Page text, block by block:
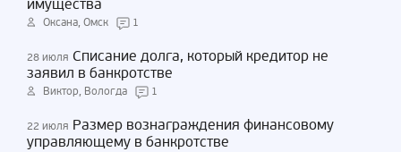
имущества
Оксана, Омск 1
28 июля Списание долга, который кредитор не
заявил в банкротстве
Виктор, Вологда 1
22 июля Размер вознаграждения финансовому
управляющему в банкротстве